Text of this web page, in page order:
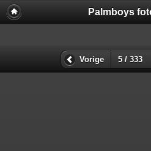
Palmboys
Vorige 5 / 333